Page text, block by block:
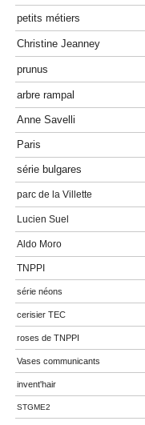
petits métiers
Christine Jeanney
prunus
arbre rampal
Anne Savelli
Paris
série bulgares
parc de la Villette
Lucien Suel
Aldo Moro
TNPPI
série néons
cerisier TEC
roses de TNPPI
Vases communicants
invent'hair
STGME2